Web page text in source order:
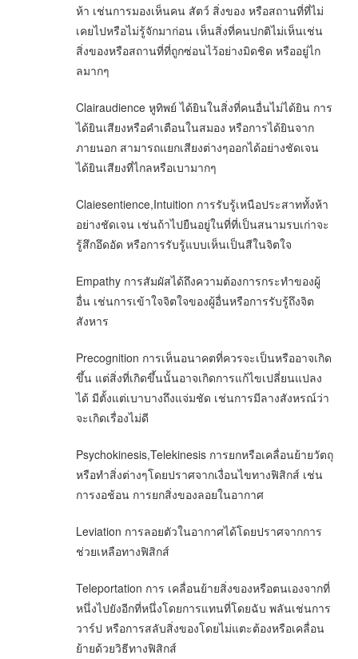
ห้า เช่นการมองเห็นคน สัตว์ สิ่งของ หรือสถานที่ที่ไม่
เคยไปหรือไม่รู้จักมาก่อน เห็นสิ่งที่คนปกติไม่เห็นเช่น
สิ่งของหรือสถานที่ที่ถูกซ่อนไว้อย่างมิดชิด หรืออยู่ไก
ลมากๆ
Clairaudience หูทิพย์ ได้ยินในสิ่งที่คนอื่นไม่ได้ยิน การ
ได้ยินเสียงหรือคำเตือนในสมอง หรือการได้ยินจาก
ภายนอก สามารถแยกเสียงต่างๆออกได้อย่างชัดเจน
ได้ยินเสียงที่ไกลหรือเบามากๆ
Claiesentience,Intuition การรับรู้เหนือประสาททั้งห้า
อย่างชัดเจน เช่นถ้าไปยืนอยู่ในที่ที่เป็นสนามรบเก่าจะ
รู้สึกอึดอัด หรือการรับรู้แบบเห็นเป็นสีในจิตใจ
Empathy การสัมผัสได้ถึงความต้องการกระทำของผู้
อื่น เช่นการเข้าใจจิตใจของผู้อื่นหรือการรับรู้ถึงจิต
สังหาร
Precognition การเห็นอนาคตที่ควรจะเป็นหรืออาจเกิด
ขึ้น แต่สิ่งที่เกิดขึ้นนั้นอาจเกิดการแก้ไขเปลี่ยนแปลง
ได้ มีตั้งแต่เบาบางถึงแจ่มชัด เช่นการมีลางสังหรณ์ว่า
จะเกิดเรื่องไม่ดี
Psychokinesis,Telekinesis การยกหรือเคลื่อนย้ายวัตถุ
หรือทำสิ่งต่างๆโดยปราศจากเงื่อนไขทางฟิสิกส์ เช่น
การงอช้อน การยกสิ่งของลอยในอากาศ
Leviation การลอยตัวในอากาศได้โดยปราศจากการ
ช่วยเหลือทางฟิสิกส์
Teleportation การ เคลื่อนย้ายสิ่งของหรือตนเองจากที่
หนึ่งไปยังอีกที่หนึ่งโดยการแทนที่โดยฉับ พลันเช่นการ
วาร์ป หรือการสลับสิ่งของโดยไม่แตะต้องหรือเคลื่อน
ย้ายด้วยวิธีทางฟิสิกส์